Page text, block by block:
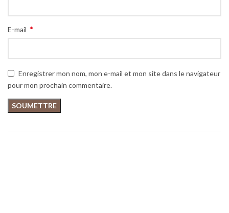
E-mail *
Enregistrer mon nom, mon e-mail et mon site dans le navigateur
pour mon prochain commentaire.